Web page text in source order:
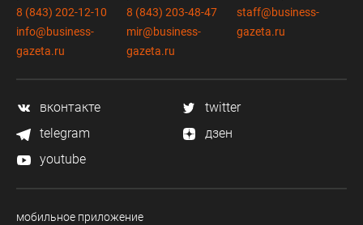
8 (843) 202-12-10
info@business-
gazeta.ru
8 (843) 203-48-47
mir@business-
gazeta.ru
staff@business-
gazeta.ru
вконтакте
twitter
telegram
дзен
youtube
мобильное приложение